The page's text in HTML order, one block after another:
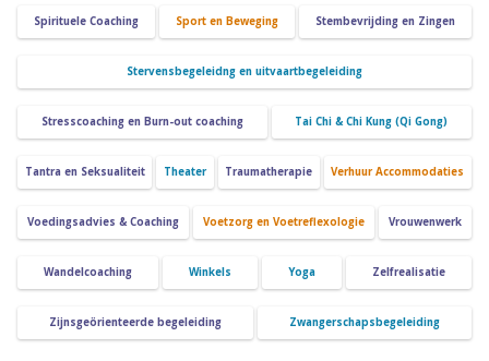
Spirituele Coaching Sport en Beweging Stembevrijding en Zingen
Stervensbegeleidng en uitvaartbegeleiding
Stresscoaching en Burn-out coaching Tai Chi & Chi Kung (Qi Gong)
Tantra en Seksualiteit Theater Traumatherapie Verhuur Accommodaties
Voedingsadvies & Coaching Voetzorg en Voetreflexologie Vrouwenwerk
Wandelcoaching Winkels Yoga Zelfrealisatie
Zijnsgeörienteerde begeleiding Zwangerschapsbegeleiding